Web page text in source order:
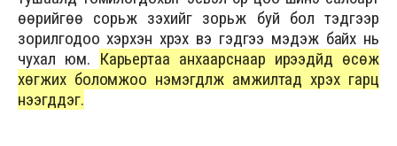
өөрийгөө сорьж үзэхийг зорьж буй бол тэдгээр
зорилгодоо хэрхэн хүрэх вэ гэдгээ мэдэж байх нь
чухал юм. Карьертаа анхаарснаар ирээдүйд өсөж
хөгжих боломжоо нэмэгдүүлж амжилтад хүрэх гарц
нээгддэг.